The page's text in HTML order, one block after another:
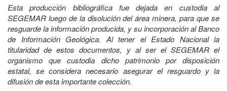
Esta producción bibliográfica fue dejada en custodia al
SEGEMAR luego de la disolución del área minera, para que se
resguarde la información producida, y su incorporación al Banco
de Información Geológica. Al tener el Estado Nacional la
titularidad de estos documentos, y al ser el SEGEMAR el
organismo que custodia dicho patrimonio por disposición
estatal, se considera necesario asegurar el resguardo y la
difusión de esta importante colección.